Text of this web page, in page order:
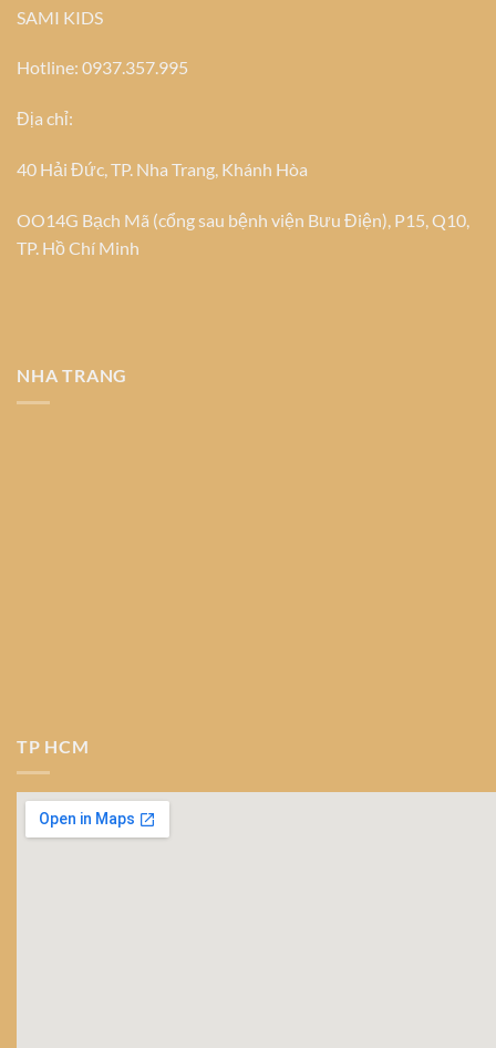
SAMI KIDS
Hotline: 0937.357.995
Địa chỉ:
40 Hải Đức, TP. Nha Trang, Khánh Hòa
OO14G Bạch Mã (cổng sau bệnh viện Bưu Điện), P15, Q10,
TP. Hồ Chí Minh
NHA TRANG
TP HCM